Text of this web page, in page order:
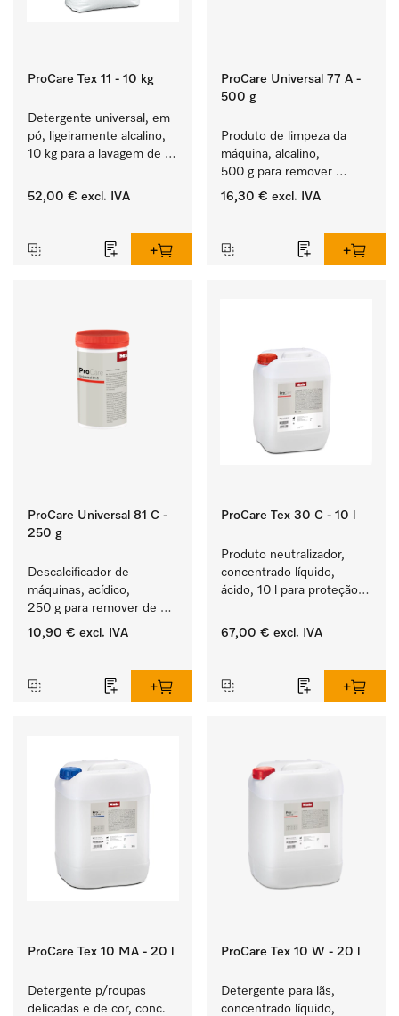
ProCare Tex 11 - 10 kg
Detergente universal, em
pó, ligeiramente alcalino,
10 kg para a lavagem de
roupa de cor que não
52,00 € excl. IVA
ProCare Universal 77 A -
500 g
Produto de limpeza da
máquina, alcalino,
500 g para remover
depósitos de amido
16,30 € excl. IVA
ProCare Universal 81 C -
250 g
Descalcificador de
máquinas, acídico,
250 g para remover de
depósitos de calcário
10,90 € excl. IVA
ProCare Tex 30 C - 10 l
Produto neutralizador,
concentrado líquido,
ácido, 10 l para proteção
de uma neutralização
67,00 € excl. IVA
ProCare Tex 10 MA - 20 l
Detergente p/roupas
delicadas e de cor, conc.
ProCare Tex 10 W - 20 l
Detergente para lãs,
concentrado líquido,